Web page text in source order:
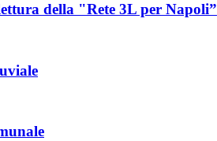
della "Rete 3L per Napoli”